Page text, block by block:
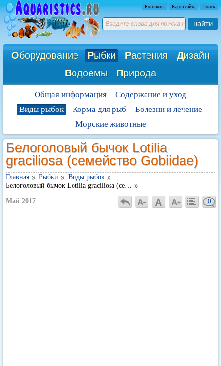
Контакты Карта сайта Поиск
найти
Оборудование Рыбки Растения Дизайн
Водоемы Природа
Общая информация
Содержание и уход
Виды рыбок
Корма для рыб
Болезни и лечение
Морские животные
Белоголовый бычок Lotilia
graciliosa (семейство Gobiidae)
Главная Рыбки
Виды рыбок
Белоголовый бычок Lotilia graciliosa (се…
Май 2017 0